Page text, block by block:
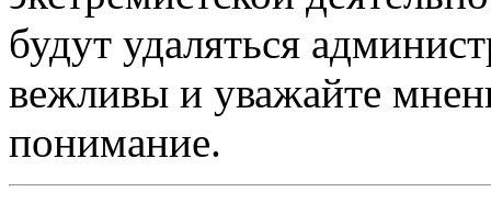
будут удаляться
вежливы и уважайте
понимание.